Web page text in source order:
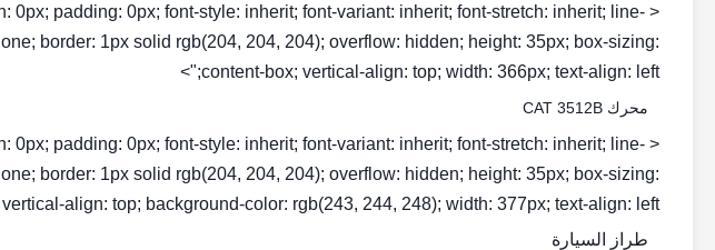
0px; padding: 0px; font-style: inherit; font-variant: inherit; font-stretch: inherit; line-
border: 1px solid rgb(204, 204, 204); overflow: hidden; height: 35px; box-sizing:
content-box; vertical-align: top; width: 366px; text-align: left;">
محرك CAT 3512B
0px; padding: 0px; font-style: inherit; font-variant: inherit; font-stretch: inherit; line-
border: 1px solid rgb(204, 204, 204); overflow: hidden; height: 35px; box-sizing:
align: top; background-color: rgb(243, 244, 248); width: 377px; text-align: left;">
طراز السيارة